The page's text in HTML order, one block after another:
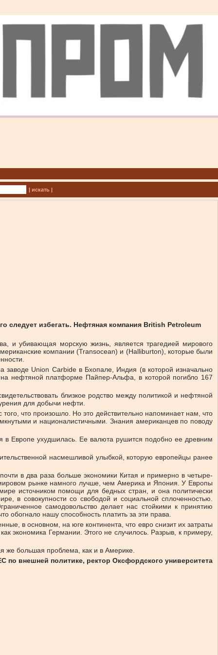
| искать |
следует избегать. Нефтяная компания British Petroleum
и убивающая морскую жизнь, является трагедией мирового
компании (Transocean) и (Halliburton), которые были
заводе Union Carbide в Бхопале, Индия (в которой изначально
нефтяной платформе Пайпер-Альфа, в которой погибло 167
близкое родство между политикой и нефтяной
для добычи нефти.
что произошло. Но это действительно напоминает нам, что
и националистичными. Знания американцев по поводу
в Европе ухудшилась. Ее валюта рушится подобно ее древним
насмешливой улыбкой, которую европейцы ранее
в два раза больше экономики Китая и примерно в четыре-
рынке намного лучше, чем Америка и Япония. У Европы
источником помощи для бедных стран, и она политически
в совокупности со свободой и социальной сплоченностью.
самодовольство делает нас стойкими к принятию
нашу способность платить за эти права.
в основном, на юге континента, что евро снизит их затраты
экономика Германии. Этого не случилось. Разрыв, к примеру,
же большая проблема, как и в Америке.
по внешней политике, ректор Оксфордского университета